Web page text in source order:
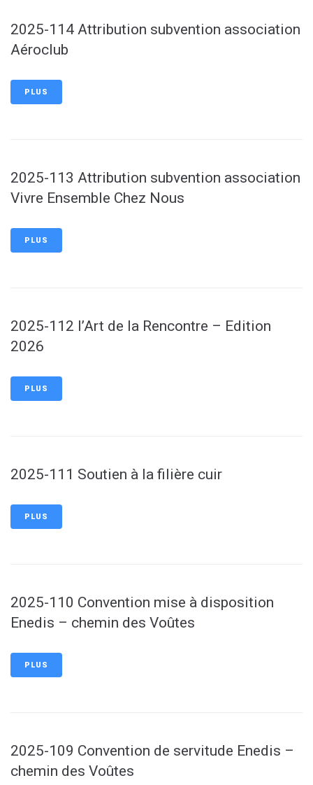
2025-114 Attribution subvention association
Aéroclub
PLUS
2025-113 Attribution subvention association
Vivre Ensemble Chez Nous
PLUS
2025-112 l’Art de la Rencontre – Edition
2026
PLUS
2025-111 Soutien à la filière cuir
PLUS
2025-110 Convention mise à disposition
Enedis – chemin des Voûtes
PLUS
2025-109 Convention de servitude Enedis –
chemin des Voûtes